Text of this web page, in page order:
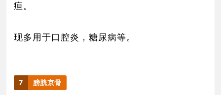
疸。
现多用于口腔炎，糖尿病等。
7 膀胱京骨